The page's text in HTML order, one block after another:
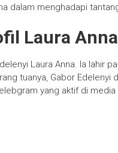
dalam menghadapi
Laura Anna
Laura Anna. Ia lahir
tuanya, Gabor
yang aktif di